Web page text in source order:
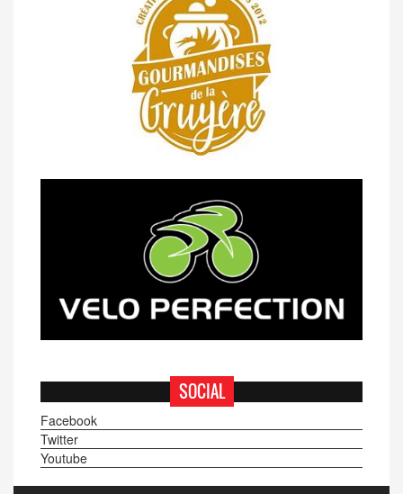
SOCIAL
Facebook
Twitter
Youtube